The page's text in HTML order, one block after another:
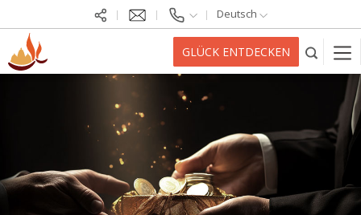
Deutsch
GLÜCK ENTDECKEN